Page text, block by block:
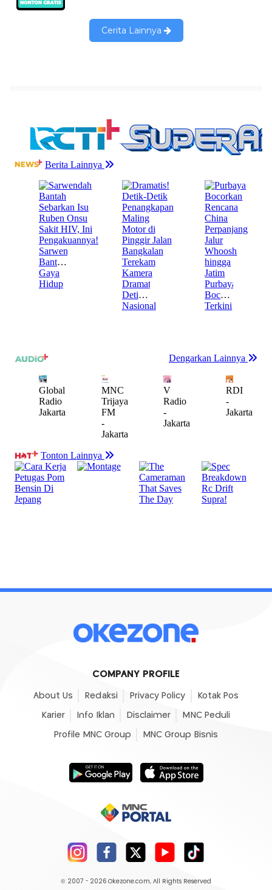
COMPANY PROFILE
About Us Redaksi Privacy Policy Kotak Pos
Karier Info Iklan Disclaimer MNC Peduli
Profile MNC Group MNC Group Bisnis
© 2007 - 2026 Okezone.com, All Rights Reserved